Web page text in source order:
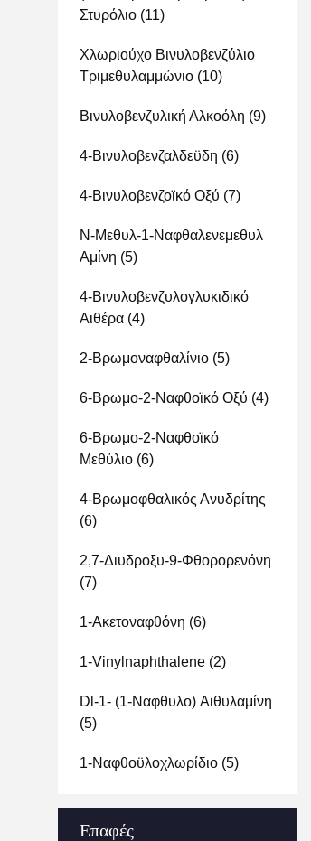
Στυρόλιο (11)
Χλωριούχο Βινυλοβενζύλιο
Τριμεθυλαμμώνιο (10)
Βινυλοβενζυλική Αλκοόλη (9)
4-Βινυλοβενζαλδεϋδη (6)
4-Βινυλοβενζοϊκό Οξύ (7)
Ν-Μεθυλ-1-Ναφθαλενεμεθυλ
Αμίνη (5)
4-Βινυλοβενζυλογλυκιδικό
Αιθέρα (4)
2-Βρωμοναφθαλίνιο (5)
6-Βρωμο-2-Ναφθοϊκό Οξύ (4)
6-Βρωμο-2-Ναφθοϊκό
Μεθύλιο (6)
4-Βρωμοφθαλικός Ανυδρίτης
(6)
2,7-Διυδροξυ-9-Φθορορενόνη
(7)
1-Ακετοναφθόνη (6)
1-Vinylnaphthalene (2)
Dl-1- (1-Ναφθυλο) Αιθυλαμίνη
(5)
1-Ναφθοϋλοχλωρίδιο (5)
Επαφές